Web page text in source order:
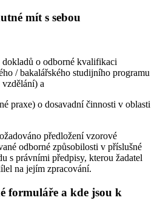
mít s sebou
dokladů o odborné kvalifikaci
/ bakalářského studijního programu
vzdělání) a
praxe) o dosavadní činnosti v oblasti
předložení vzorové
odborné způsobilosti v příslušné
s právními předpisy, kterou žadatel
na jejím zpracování.
formuláře a kde jsou k